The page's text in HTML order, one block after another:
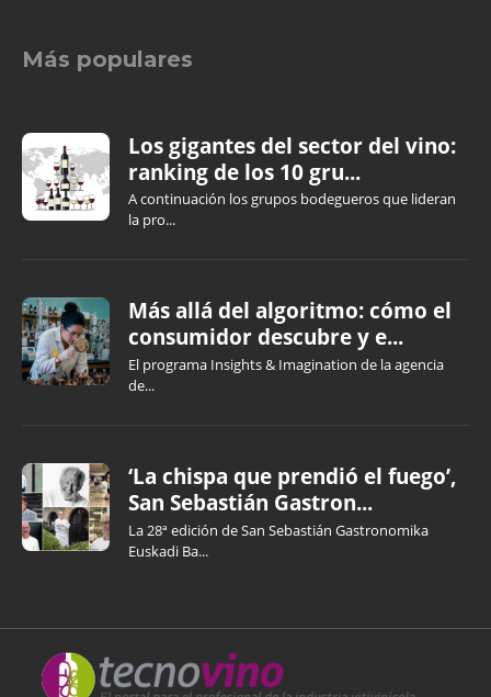
Más populares
Los gigantes del sector del vino:
ranking de los 10 gru...
A continuación los grupos bodegueros que lideran
la pro...
Más allá del algoritmo: cómo el
consumidor descubre y e...
El programa Insights & Imagination de la agencia
de...
‘La chispa que prendió el fuego’,
San Sebastián Gastron...
La 28ª edición de San Sebastián Gastronomika
Euskadi Ba...